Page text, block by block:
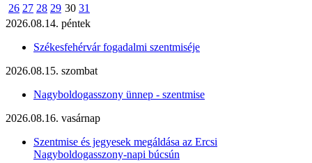
26 27 28 29 30 31
2026.08.14. péntek
Székesfehérvár fogadalmi szentmiséje
2026.08.15. szombat
Nagyboldogasszony ünnep - szentmise
2026.08.16. vasárnap
Szentmise és jegyesek megáldása az Ercsi
Nagyboldogasszony-napi búcsún